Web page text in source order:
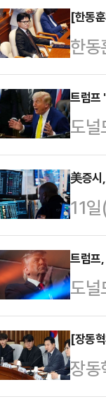
[한동
한
부산
체급
서,
훈)
선택
이
시
트럼프
도
었다
다
만
면
이뤘
박
했
美증
11
다
스
마
연
트럼프
도
소와
따
구를
핵심
[장동
장동
앞세